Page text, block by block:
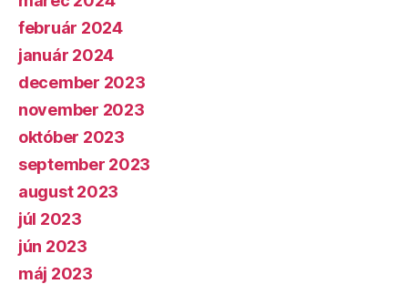
február 2024
január 2024
december 2023
november 2023
október 2023
september 2023
august 2023
júl 2023
jún 2023
máj 2023